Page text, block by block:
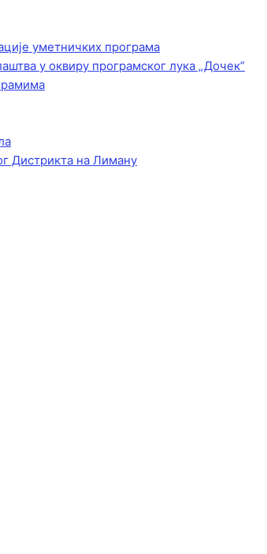
уметничких програма
у оквиру програмског лука „Дочек”
Дистрикта на Лиману